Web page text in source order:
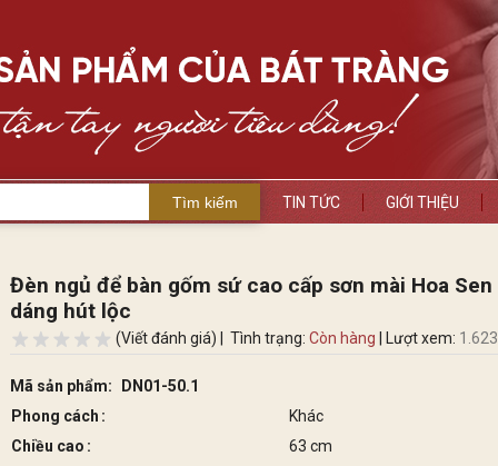
Tìm kiếm TIN TỨC GIỚI THIỆU
Đèn ngủ để bàn gốm sứ cao cấp sơn mài Hoa Sen
dáng hút lộc
(Viết đánh giá) | Tình trạng: Còn hàng | Lượt xem: 1.623
Mã sản phẩm:
DN01-50.1
Phong cách
Khác
Chiều cao
63 cm